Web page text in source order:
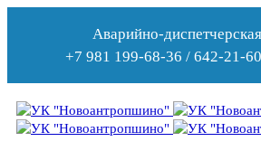
Аварийно-
+7 981 199-68-36 / 642-21-